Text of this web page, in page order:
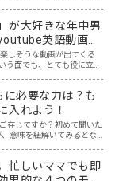
が大好きな年中男
英語動画５
しそうな動画が出てくる
う面でも、とても役に立つ
必要な力は？も
入れよう！
存じですか？初めて聞いた
意味を紐解いてみるとな
忙しいママでも即